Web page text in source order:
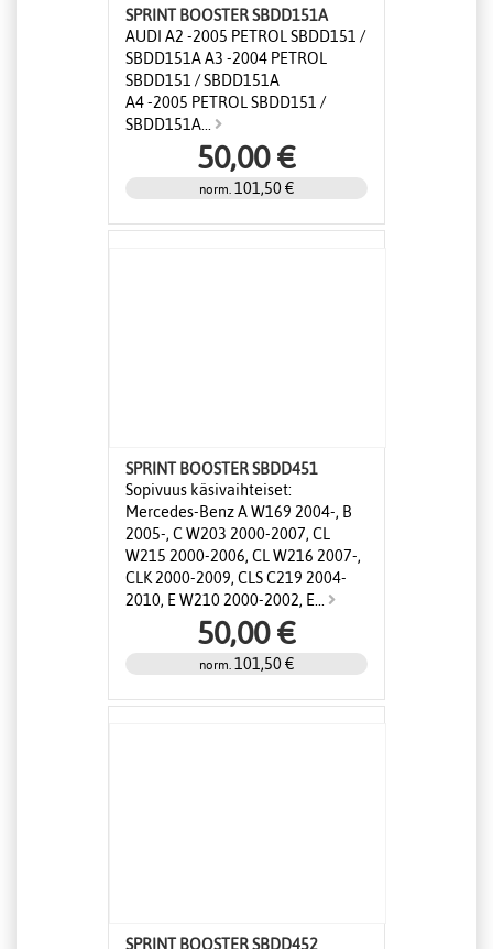
SPRINT BOOSTER SBDD151A
AUDI A2 -2005 PETROL SBDD151 /
SBDD151A A3 -2004 PETROL
SBDD151 / SBDD151A
A4 -2005 PETROL SBDD151 /
SBDD151A...
50,00 €
norm. 101,50 €
SPRINT BOOSTER SBDD451
Sopivuus käsivaihteiset:
Mercedes-Benz A W169 2004-, B
2005-, C W203 2000-2007, CL
W215 2000-2006, CL W216 2007-,
CLK 2000-2009, CLS C219 2004-
2010, E W210 2000-2002, E...
50,00 €
norm. 101,50 €
SPRINT BOOSTER SBDD452